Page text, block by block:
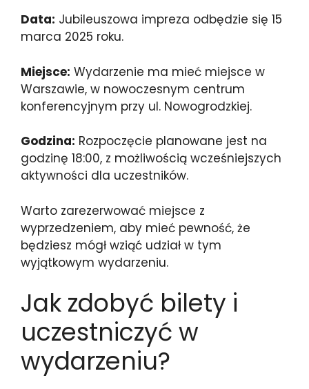
Data: Jubileuszowa impreza odbędzie się 15
marca 2025 roku.
Miejsce: Wydarzenie ma mieć miejsce w
Warszawie, w nowoczesnym centrum
konferencyjnym przy ul. Nowogrodzkiej.
Godzina: Rozpoczęcie planowane jest na
godzinę 18:00, z możliwością wcześniejszych
aktywności dla uczestników.
Warto zarezerwować miejsce z
wyprzedzeniem, aby mieć pewność, że
będziesz mógł wziąć udział w tym
wyjątkowym wydarzeniu.
Jak zdobyć bilety i
uczestniczyć w
wydarzeniu?